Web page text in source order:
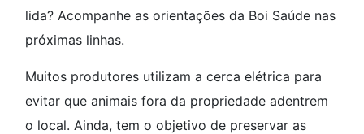
lida? Acompanhe as orientações da Boi Saúde nas
próximas linhas.
Muitos produtores utilizam a cerca elétrica para
evitar que animais fora da propriedade adentrem
o local. Ainda, tem o objetivo de preservar as